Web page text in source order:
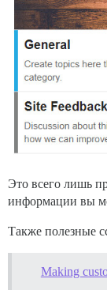
Это всего лишь
информации вы
Также полезные
Making